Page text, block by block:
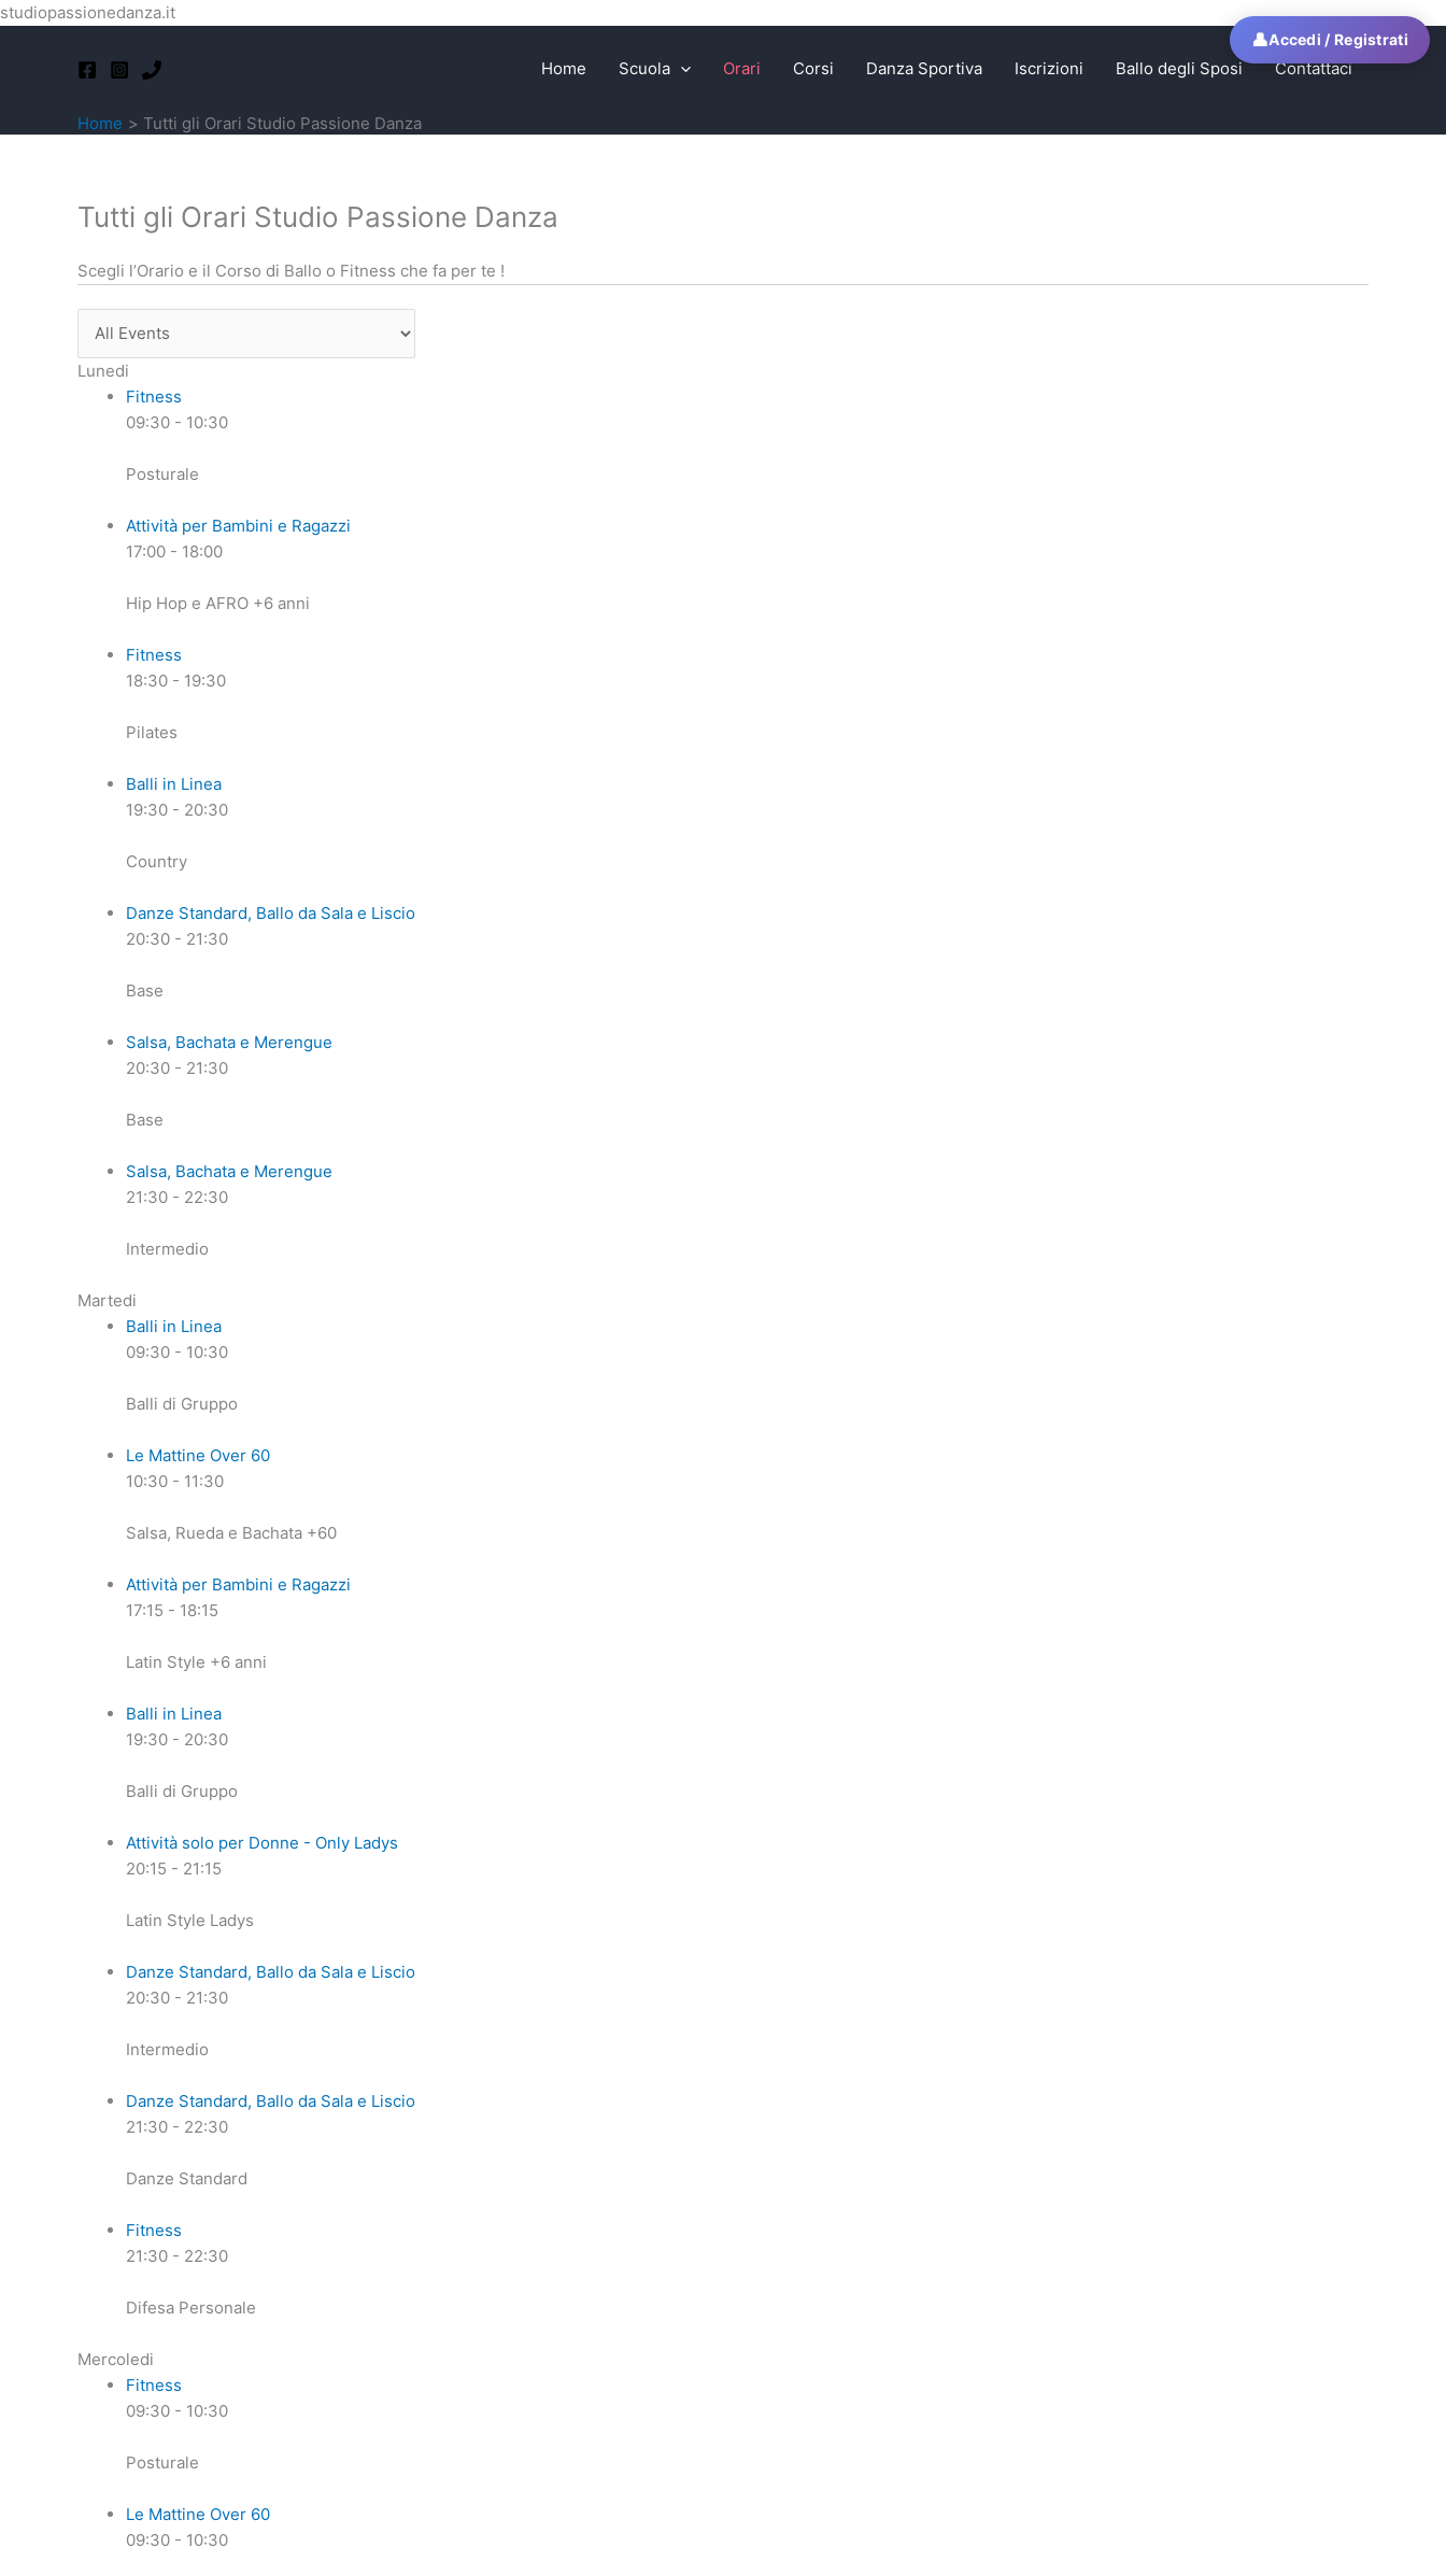
👤Accedi / Registrati
studiopassionedanza.it
Home Scuola Orari Corsi Danza Sportiva Iscrizioni Ballo degli Sposi Сontattaci
Home Tutti gli Orari Studio Passione Danza
Tutti gli Orari Studio Passione Danza
Scegli l’Orario e il Corso di Ballo o Fitness che fa per te !
Lunedi
Fitness
09:30 - 10:30
Posturale
Attività per Bambini e Ragazzi
17:00 - 18:00
Hip Hop e AFRO +6 anni
Fitness
18:30 - 19:30
Pilates
Balli in Linea
19:30 - 20:30
Country
Danze Standard, Ballo da Sala e Liscio
20:30 - 21:30
Base
Salsa, Bachata e Merengue
20:30 - 21:30
Base
Salsa, Bachata e Merengue
21:30 - 22:30
Intermedio
Martedi
Balli in Linea
09:30 - 10:30
Balli di Gruppo
Le Mattine Over 60
10:30 - 11:30
Salsa, Rueda e Bachata +60
Attività per Bambini e Ragazzi
17:15 - 18:15
Latin Style +6 anni
Balli in Linea
19:30 - 20:30
Balli di Gruppo
Attività solo per Donne - Only Ladys
20:15 - 21:15
Latin Style Ladys
Danze Standard, Ballo da Sala e Liscio
20:30 - 21:30
Intermedio
Danze Standard, Ballo da Sala e Liscio
21:30 - 22:30
Danze Standard
Fitness
21:30 - 22:30
Difesa Personale
Mercoledi
Fitness
09:30 - 10:30
Posturale
Le Mattine Over 60
09:30 - 10:30